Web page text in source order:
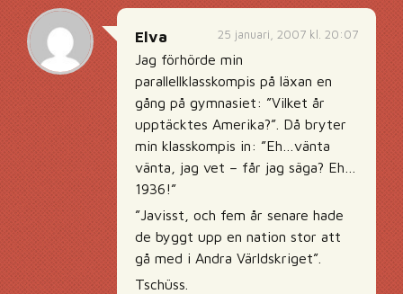
25 januari, 2007 kl. 20:07
Elva
Jag förhörde min
parallellklasskompis på läxan en
gång på gymnasiet: ”Vilket år
upptäcktes Amerika?”. Då bryter
min klasskompis in: ”Eh…vänta
vänta, jag vet – får jag säga? Eh…
1936!”
”Javisst, och fem år senare hade
de byggt upp en nation stor att
gå med i Andra Världskriget”.
Tschüss.